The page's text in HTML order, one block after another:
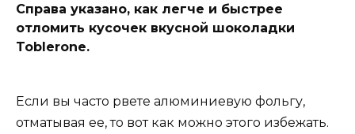
Справа указано, как легче и быстрее
отломить кусочек вкусной шоколадки
Toblerone.
Если вы часто рвете алюминиевую фольгу,
отматывая ее, то вот как можно этого избежать.